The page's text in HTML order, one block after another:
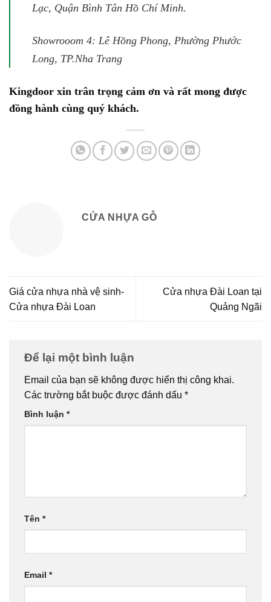
Lạc, Quận Bình Tân Hồ Chí Minh.
Showrooom 4: Lê Hồng Phong, Phường Phước
Long, TP.Nha Trang
Kingdoor xin trân trọng cảm ơn và rất mong được
đồng hành cùng quý khách.
CỬA NHỰA GỖ
Giá cửa nhựa nhà vệ sinh-
Cửa nhựa Đài Loan
Cửa nhựa Đài Loan tại
Quảng Ngãi
Để lại một bình luận
Email của bạn sẽ không được hiển thị công khai.
Các trường bắt buộc được đánh dấu *
Bình luận *
Tên *
Email *